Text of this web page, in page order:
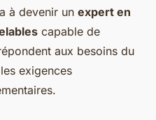
à devenir un expert en
capable de
aux besoins du
exigences